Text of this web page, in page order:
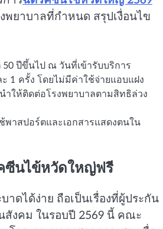
ยาบาลที่กำหนด สรุปเงื่อนไข
ปีขึ้นไป ณ วันที่เข้ารับบริการ
1 ครั้ง โดยไม่มีค่าใช้จ่ายแอบแฝง
ำให้ติดต่อโรงพยาบาลตามสิทธิล่วง
พาสปอร์ตและเอกสารแสดงตนใน
ซีนไข้หวัดใหญ่ฟรี
ดได้ง่าย ถือเป็นเรื่องที่ผู้ประกัน
งคม ในรอบปี 2569 นี้ คณะ